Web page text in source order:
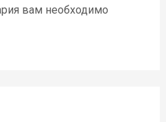
вам необходимо